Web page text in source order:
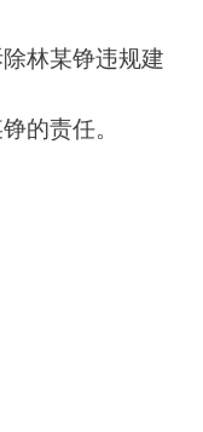
林某铮违规建
铮的责任。